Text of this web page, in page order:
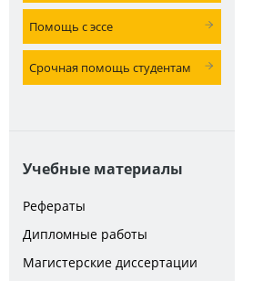
Помощь с эссе
Срочная помощь студентам
Учебные материалы
Рефераты
Дипломные работы
Магистерские диссертации